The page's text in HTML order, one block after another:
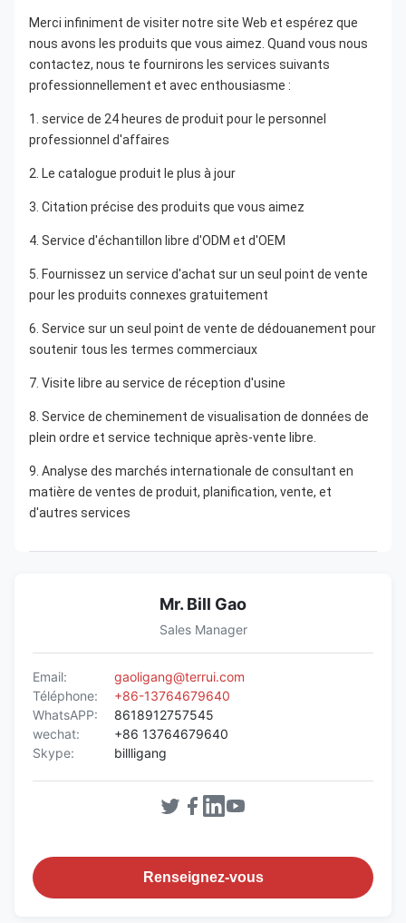
Merci infiniment de visiter notre site Web et espérez que
nous avons les produits que vous aimez. Quand vous nous
contactez, nous te fournirons les services suivants
professionnellement et avec enthousiasme :
1. service de 24 heures de produit pour le personnel
professionnel d'affaires
2. Le catalogue produit le plus à jour
3. Citation précise des produits que vous aimez
4. Service d'échantillon libre d'ODM et d'OEM
5. Fournissez un service d'achat sur un seul point de vente
pour les produits connexes gratuitement
6. Service sur un seul point de vente de dédouanement pour
soutenir tous les termes commerciaux
7. Visite libre au service de réception d'usine
8. Service de cheminement de visualisation de données de
plein ordre et service technique après-vente libre.
9. Analyse des marchés internationale de consultant en
matière de ventes de produit, planification, vente, et
d'autres services
Mr. Bill Gao
Sales Manager
Email:
gaoligang@terrui.com
Téléphone:
+86-13764679640
WhatsAPP:
8618912757545
wechat:
+86 13764679640
Skype:
billligang
Renseignez-vous